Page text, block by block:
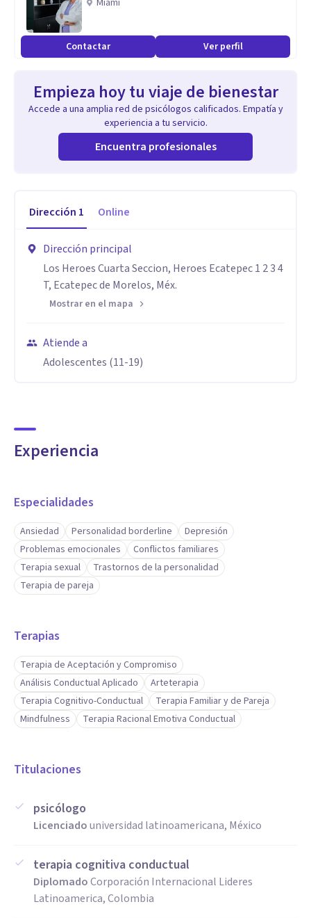
Miami
Contactar Ver perfil
Empieza hoy tu viaje de bienestar
Accede a una amplia red de psicólogos calificados. Empatía y
experiencia a tu servicio.
Encuentra profesionales
Dirección 1 Online
Dirección principal
Los Heroes Cuarta Seccion, Heroes Ecatepec 1 2 3 4
T, Ecatepec de Morelos, Méx.
Mostrar en el mapa
Atiende a
Adolescentes (11-19)
Experiencia
Especialidades
Ansiedad Personalidad borderline
Depresión
Problemas emocionales
Conflictos familiares
Terapia sexual
Trastornos de la personalidad
Terapia de pareja
Terapias
Terapia de Aceptación y Compromiso
Análisis Conductual Aplicado
Arteterapia
Terapia Cognitivo-Conductual
Terapia Familiar y de Pareja
Mindfulness
Terapia Racional Emotiva Conductual
Titulaciones
psicólogo
Licenciadouniversidad latinoamericana, México
terapia cognitiva conductual
DiplomadoCorporación Internacional Lideres
Latinoamerica, Colombia